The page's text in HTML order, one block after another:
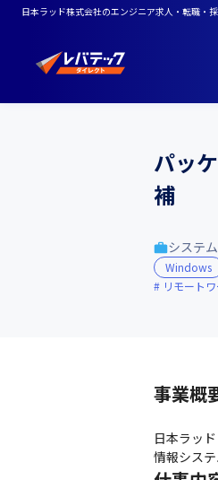
日本ラッド株式会社のエンジニア求人・転職・
パッ
補
システ
Windows
リモート
事業概
日本ラッ
情報シス